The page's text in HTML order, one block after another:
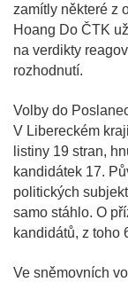
zamítly některé z
Hoang Do ČTK
na verdikty
rozhodnutí.
Volby do
V Libereckém
listiny 19 stran,
kandidátek 17.
politických
samo stáhlo. O
kandidátů, z toho
Ve sněmovních